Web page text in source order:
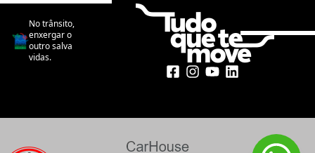
No trânsito,
enxergar o
outro salva
vidas.